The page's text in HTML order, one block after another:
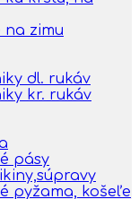
na zimu
dl. rukáv
kr. rukáv
pásy
pyžama, košeľe